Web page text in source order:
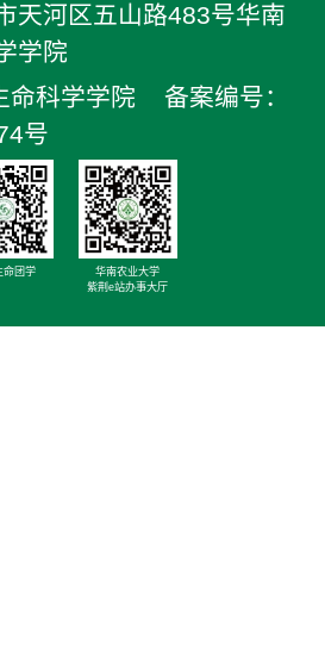
天河区五山路483号华南
学院
命科学学院备案编号：
号
命团学
华南农业大学
紫荆e站办事大厅